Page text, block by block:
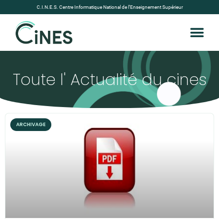
C.I.N.E.S. Centre Informatique National de l’Enseignement Supérieur
Toute l' Actualité du cines
ARCHIVAGE